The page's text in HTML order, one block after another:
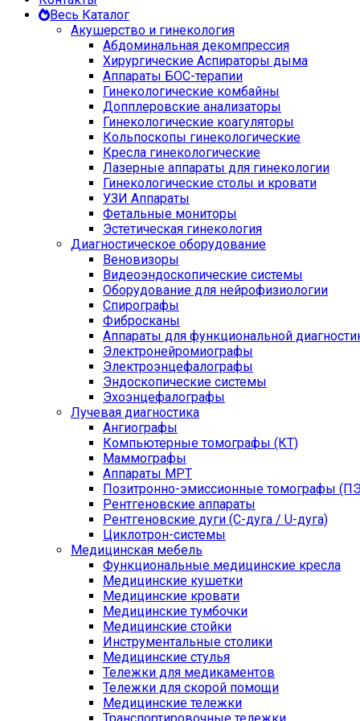
Весь Каталог
Акушерство и гинекология
Абдоминальная декомпрессия
Хирургические Аспираторы дыма
Аппараты БОС-терапии
Гинекологические комбайны
Допплеровские анализаторы
Гинекологические коагуляторы
Кольпоскопы гинекологические
Кресла гинекологические
Лазерные аппараты для гинекологии
Гинекологические столы и кровати
УЗИ Аппараты
Фетальные мониторы
Эстетическая гинекология
Диагностическое оборудование
Веновизоры
Видеоэндоскопические системы
Оборудование для нейрофизиологии
Спирографы
Фибросканы
Аппараты для функциональной
Электронейромиографы
Электроэнцефалографы
Эндоскопические системы
Эхоэнцефалографы
Лучевая диагностика
Ангиографы
Компьютерные томографы (КТ)
Маммографы
Аппараты МРТ
Позитронно-эмиссионные томографы
Рентгеновские аппараты
Рентгеновские дуги (С-дуга / U-дуга)
Циклотрон-системы
Медицинская мебель
Функциональные медицинские кресла
Медицинские кушетки
Медицинские кровати
Медицинские тумбочки
Медицинские стойки
Инструментальные столики
Медицинские стулья
Тележки для медикаментов
Тележки для скорой помощи
Медицинские тележки